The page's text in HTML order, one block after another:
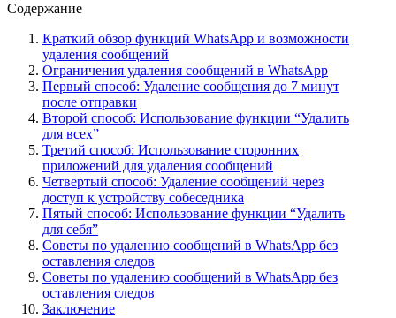
Содержание
Краткий обзор функций WhatsApp и возможности
удаления сообщений
Ограничения удаления сообщений в WhatsApp
Первый способ: Удаление сообщения до 7 минут
после отправки
Второй способ: Использование функции “Удалить
для всех”
Третий способ: Использование сторонних
приложений для удаления сообщений
Четвертый способ: Удаление сообщений через
доступ к устройству собеседника
Пятый способ: Использование функции “Удалить
для себя”
Советы по удалению сообщений в WhatsApp без
оставления следов
Советы по удалению сообщений в WhatsApp без
оставления следов
Заключение